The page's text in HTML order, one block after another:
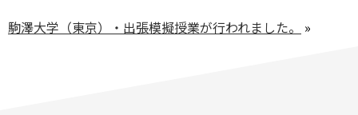
駒澤大学（東京）・出張模擬授業が行われました。
»